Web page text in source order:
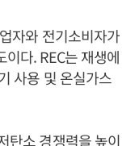
자와 전기소비자가
다. REC는 재생에
사용 및 온실가스
탄소 경쟁력을 높이